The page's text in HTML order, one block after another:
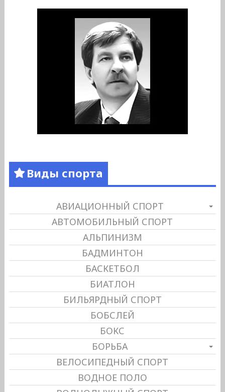
Виды спорта
АВИАЦИОННЫЙ СПОРТ
АВТОМОБИЛЬНЫЙ СПОРТ
АЛЬПИНИЗМ
БАДМИНТОН
БАСКЕТБОЛ
БИАТЛОН
БИЛЬЯРДНЫЙ СПОРТ
БОБСЛЕЙ
БОКС
БОРЬБА
ВЕЛОСИПЕДНЫЙ СПОРТ
ВОДНОЕ ПОЛО